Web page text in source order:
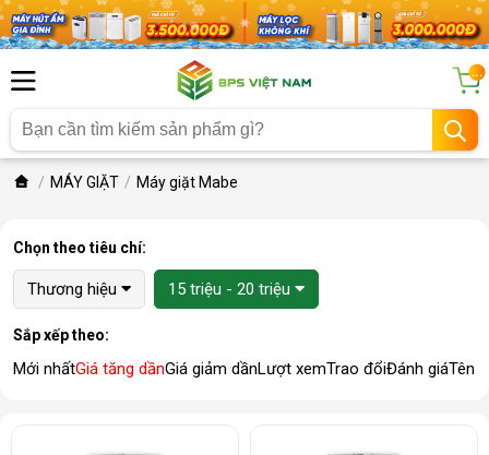
...
MÁY GIẶT Máy giặt Mabe
Chọn theo tiêu chí:
Thương hiệu 15 triệu - 20 triệu
Sắp xếp theo:
Mới nhấtGiá tăng dầnGiá giảm dầnLượt xemTrao đổiĐánh giáTên